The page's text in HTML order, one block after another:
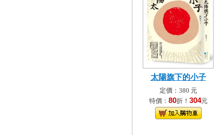
太陽旗下的小子
定價：380 元
特價： 80折！ 304元